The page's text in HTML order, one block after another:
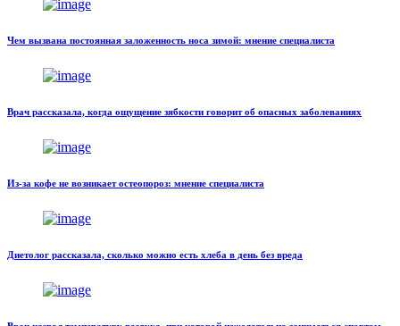
Чем вызвана постоянная заложенность носа зимой: мнение специалиста
Врач рассказала, когда ощущение зябкости говорит об опасных заболеваниях
Из-за кофе не возникает остеопороз: мнение специалиста
Диетолог рассказала, сколько можно есть хлеба в день без вреда